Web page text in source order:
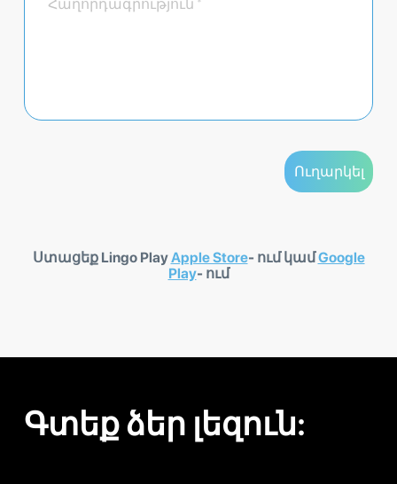
Ստացեք Lingo PlayApple Store- ում կամGoogle
Play- ում
Գտեք ձեր լեզուն: